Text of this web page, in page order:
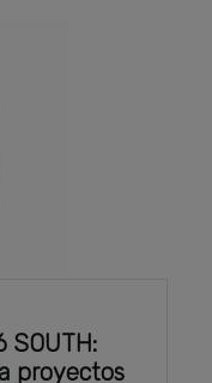
SOUTH:
proyectos